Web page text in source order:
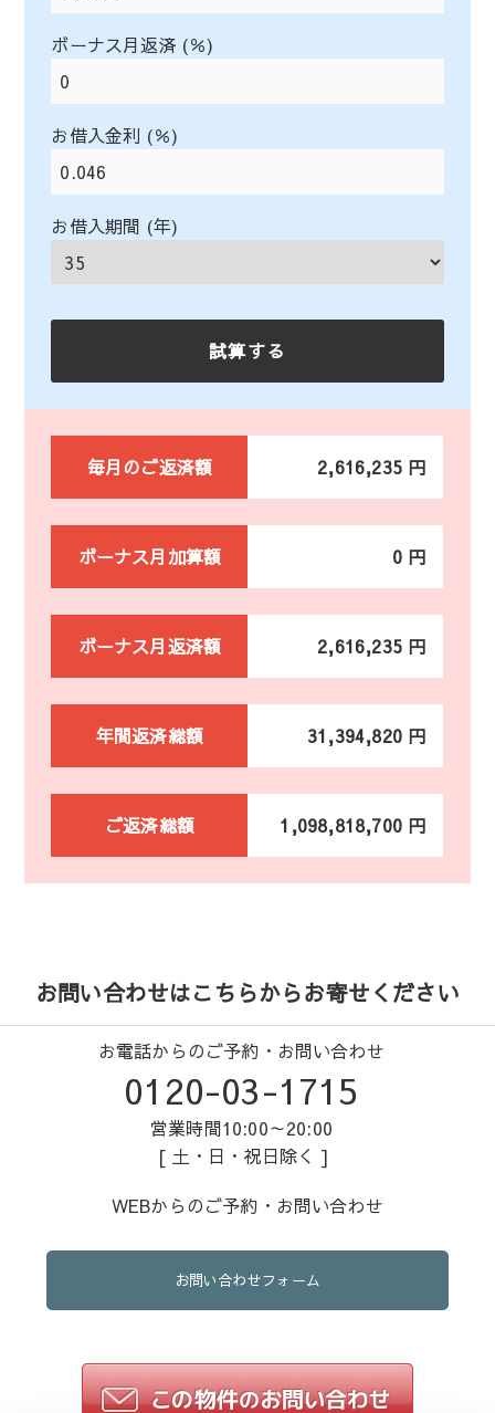
ボーナス月返済 (％)
お借入金利 (％)
お借入期間 (年)
毎月のご返済額 2,616,235 円
ボーナス月加算額 0 円
ボーナス月返済額 2,616,235 円
年間返済総額 31,394,820 円
ご返済総額 1,098,818,700 円
お問い合わせはこちらからお寄せください
お電話からのご予約・お問い合わせ
0120-03-1715
営業時間10:00～20:00
[ 土・日・祝日除く ]
WEBからのご予約・お問い合わせ
お問い合わせフォーム